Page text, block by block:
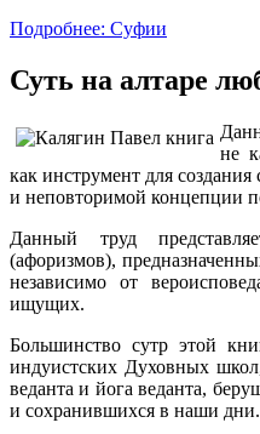
Подробнее: Суфии
Суть на алтаре
не
как инструмент для
и неповторимой концепции
Данный труд
(афоризмов),
независимо от
ищущих.
Большинство сутр этой
индуистских Духовных
веданта и йога веданта,
и сохранившихся в наши дни.